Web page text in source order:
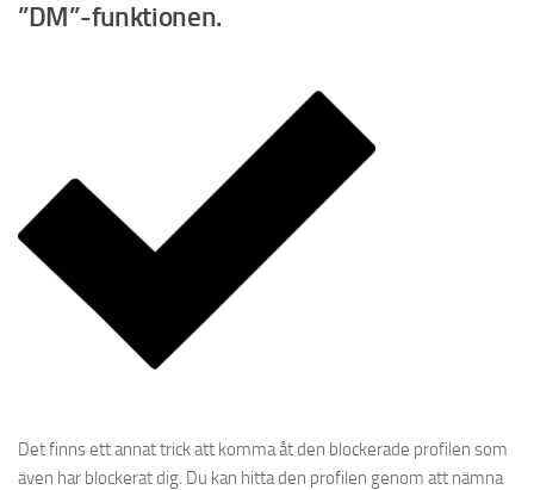
”DM”-funktionen.
Det finns ett annat trick att komma åt den blockerade profilen som
även har blockerat dig. Du kan hitta den profilen genom att nämna